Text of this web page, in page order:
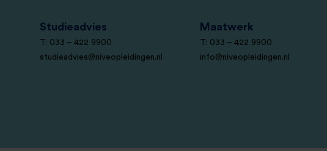
Studieadvies
T: 033 – 422 9900
studieadvies@niveopleidingen.nl
Maatwerk
T: 033 – 422 9900
info@niveopleidingen.nl